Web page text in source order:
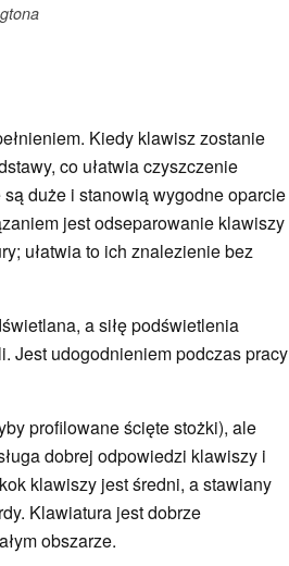
Kiedy klawisz zostanie
co ułatwia czyszczenie
duże i stanowią wygodne oparcie
jest odseparowanie klawiszy
ułatwia to ich znalezienie bez
a siłę podświetlenia
Jest udogodnieniem podczas pracy
profilowane ścięte stożki), ale
dobrej odpowiedzi klawiszy i
klawiszy jest średni, a stawiany
Klawiatura jest dobrze
obszarze.